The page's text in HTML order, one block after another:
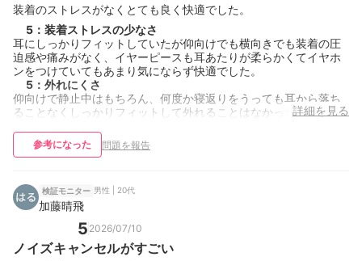
装着のストレスがなくとても良く快適でした。
5 ： 装着ストレスの少なさ
耳にしっかりフィットしていたが仰向けでも横向きでも装着の圧
迫感や痛みがなく、イヤーピースも耳あたりが柔らかくてイヤホ
ンをつけていてもあまり気にならず快適でした。
5 ： 外れにくさ
仰向けで静止中はもちろん、何度か寝返りをうっても耳から落ち
ることなくしっかりフィットして外れることはなかったです。
詳細を見る
参考になった 問題を報告
検証モニター 男性 | 20代
加藤晴飛
5 2026/07/10
ノイズキャンセルがすごい